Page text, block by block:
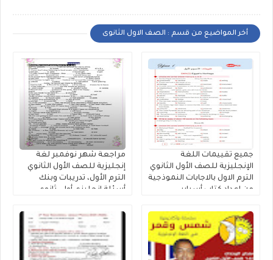
أخر المواضيع من قسم : الصف الاول الثانوى
جميع تقييمات اللغة
الإنجليزية للصف الأول الثانوي
الترم الاول بالاجابات النموذجية
من إعداد كتاب أسباير
مراجعة شهر نوفمبر لغة
إنجليزية للصف الأول الثانوي
الترم الأول، تدريبات وبنك
أسئلة إنجليزي أولى ثانوي